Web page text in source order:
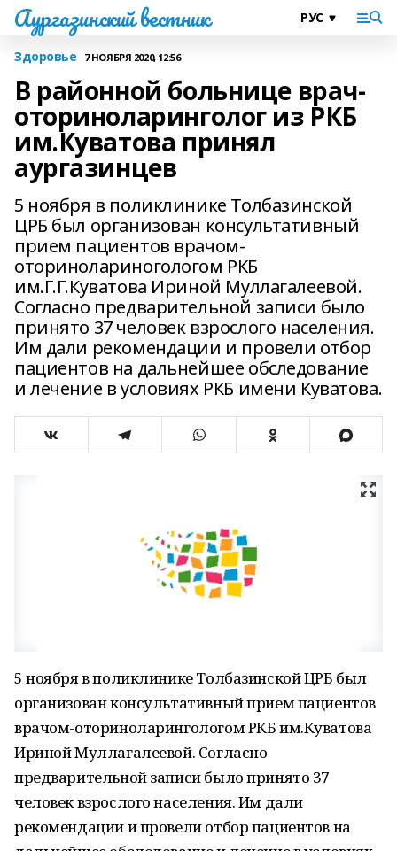
Аургазинский вестник
Здоровье 7 НОЯБРЯ 2020, 12:56
В районной больнице врач-
оториноларинголог из РКБ
им.Куватова принял
аургазинцев
5 ноября в поликлинике Толбазинской
ЦРБ был организован консультативный
прием пациентов врачом-
оторинолариногологом РКБ
им.Г.Г.Куватова Ириной Муллагалеевой.
Согласно предварительной записи было
принято 37 человек взрослого населения.
Им дали рекомендации и провели отбор
пациентов на дальнейшее обследование
и лечение в условиях РКБ имени Куватова.
5 ноября в поликлинике Толбазинской ЦРБ был
организован консультативный прием пациентов
врачом-оториноларингологом РКБ им.Куватова
Ириной Муллагалеевой. Согласно
предварительной записи было принято 37
человек взрослого населения. Им дали
рекомендации и провели отбор пациентов на